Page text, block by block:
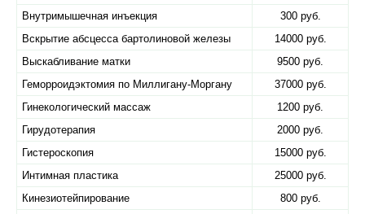
Внутримышечная инъекция
300 руб.
Вскрытие абсцесса бартолиновой железы
14000 руб.
Выскабливание матки
9500 руб.
Геморроидэктомия по Миллигану-Моргану
37000 руб.
Гинекологический массаж
1200 руб.
Гирудотерапия
2000 руб.
Гистероскопия
15000 руб.
Интимная пластика
25000 руб.
Кинезиотейпирование
800 руб.